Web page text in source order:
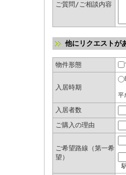
ご質問/ご相談内容
他にリクエストが
物件形態
入居時期
平
入居者数
ご購入の理由
ご希望路線（第一希
望）